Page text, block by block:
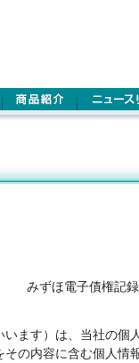
みずほ電子債権記
ます）は、当社の個
の内容に含む個人情